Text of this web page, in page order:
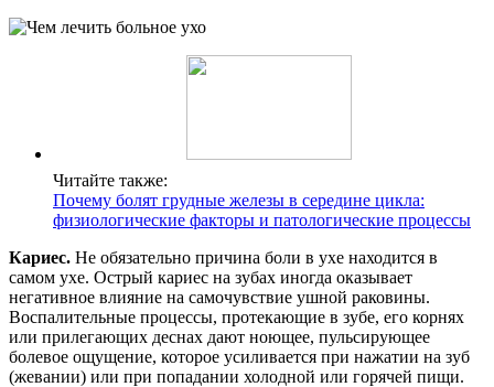
Читайте также:
Почему болят грудные железы в середине цикла:
физиологические факторы и патологические процессы
Кариес. Не обязательно причина боли в ухе находится в
самом ухе. Острый кариес на зубах иногда оказывает
негативное влияние на самочувствие ушной раковины.
Воспалительные процессы, протекающие в зубе, его корнях
или прилегающих деснах дают ноющее, пульсирующее
болевое ощущение, которое усиливается при нажатии на зуб
(жевании) или при попадании холодной или горячей пищи.